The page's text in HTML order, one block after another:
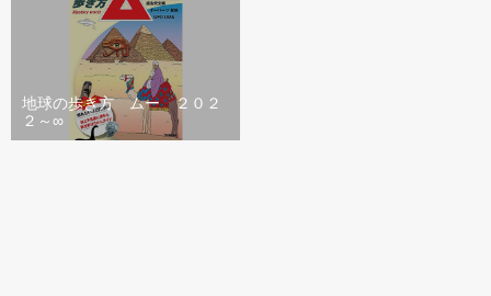
地球の歩き方 ムー ２０２
２～∞